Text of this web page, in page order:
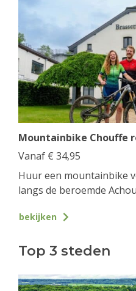
Mountainbike Chouffe
Vanaf € 34,95
Huur een mountainbike
langs de beroemde
bekijken
Top 3 steden